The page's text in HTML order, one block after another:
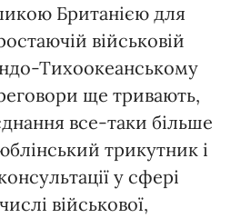
Британією для
військовій
Тихоокеанському
ще тривають,
все-таки більше
трикутник і
у сфері
військової,